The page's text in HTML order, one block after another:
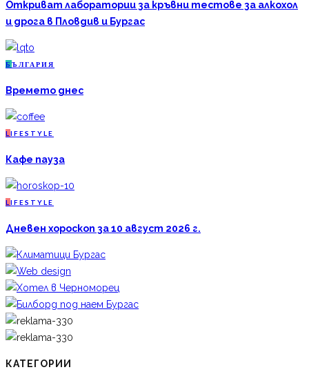
Откриват лаборатории за кръвни тестове за алкохол
и дрога в Пловдив и Бургас
Б ЪЛГАРИЯ
Времето днес
L IFESTYLE
Кафе пауза
L IFESTYLE
Дневен хороскоп за 10 август 2026 г.
КАТЕГОРИИ